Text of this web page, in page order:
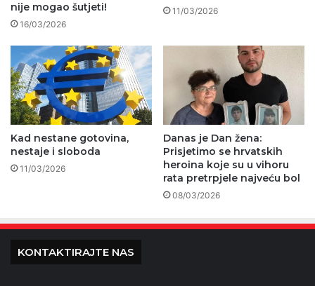
nije mogao šutjeti!
16/03/2026
11/03/2026
Kad nestane gotovina,
nestaje i sloboda
11/03/2026
Danas je Dan žena:
Prisjetimo se hrvatskih
heroina koje su u vihoru
rata pretrpjele najveću bol
08/03/2026
KONTAKTIRAJTE NAS